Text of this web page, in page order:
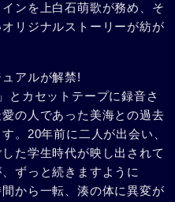
ンを上白石萌歌が務め、そ
リジナルストーリーが紡が
アルが解禁!
とカセットテープに録音さ
の人であった美海との過去
。20年前に二人が出会い、
た学生時代が映し出されて
ずっと続きますように
から一転、湊の体に異変が